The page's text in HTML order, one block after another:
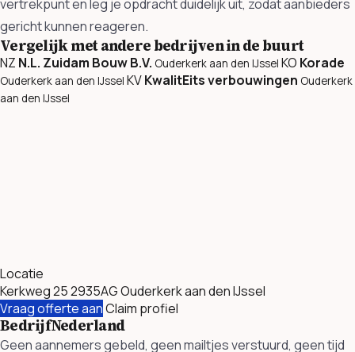
vertrekpunt en leg je opdracht duidelijk uit, zodat aanbieders
gericht kunnen reageren.
Vergelijk met andere bedrijven in de buurt
NZ N.L. Zuidam Bouw B.V. Ouderkerk aan den IJssel KO Korade
Ouderkerk aan den IJssel KVKwalitEits verbouwingen Ouderkerk
aan den IJssel
Locatie
Kerkweg 25 2935AG Ouderkerk aan den IJssel
Vraag offerte aanClaim profiel
BedrijfNederland
Geen aannemers gebeld, geen mailtjes verstuurd, geen tijd